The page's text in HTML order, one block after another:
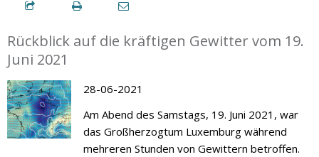
Rückblick auf die kräftigen Gewitter vom 19.
Juni 2021
28-06-2021
Am Abend des Samstags, 19. Juni 2021, war
das Großherzogtum Luxemburg während
mehreren Stunden von Gewittern betroffen.